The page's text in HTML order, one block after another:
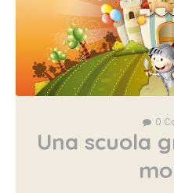
0
Una scuola